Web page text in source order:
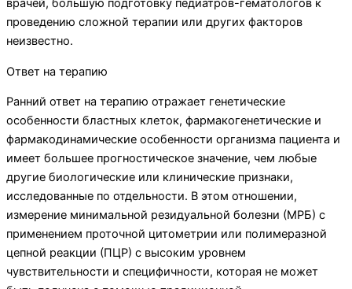
врачей, большую подготовку педиатров-гематологов к
проведению сложной терапии или других факторов
неизвестно.
Ответ на терапию
Ранний ответ на терапию отражает генетические
особенности бластных клеток, фармакогенетические и
фармакодинамические особенности организма пациента и
имеет большее прогностическое значение, чем любые
другие биологические или клинические признаки,
исследованные по отдельности. В этом отношении,
измерение минимальной резидуальной болезни (МРБ) с
применением проточной цитометрии или полимеразной
цепной реакции (ПЦР) с высоким уровнем
чувствительности и специфичности, которая не может